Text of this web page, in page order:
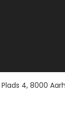
4, 8000